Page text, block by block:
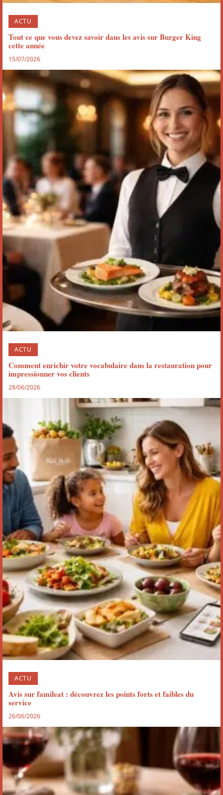
ACTU
Tout ce que vous devez savoir dans les avis sur Burger King
cette année
15/07/2026
ACTU
Comment enrichir votre vocabulaire dans la restauration pour
impressionner vos clients
28/06/2026
ACTU
Avis sur famileat : découvrez les points forts et faibles du
service
26/06/2026